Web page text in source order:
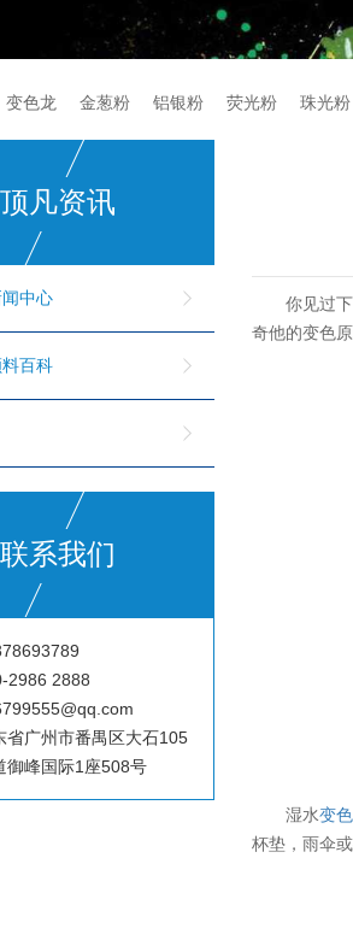
变色龙 金葱粉 铝银粉 荧光粉 珠光粉
顶凡资讯
中心
百科
联系我们
2986 2888
省广州市番禺区大石105
御峰国际1座508号
你见过
奇他的变色
湿水变
杯垫，雨伞